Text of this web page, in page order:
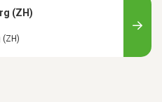
(ZH)
(ZH)